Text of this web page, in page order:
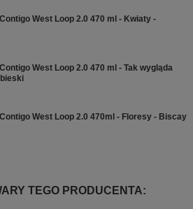
West Loop 2.0 470 ml - Kwiaty -
West Loop 2.0 470 ml - Tak wygląda
West Loop 2.0 470ml - Floresy - Biscay
TEGO PRODUCENTA: